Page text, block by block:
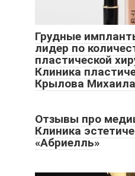
Грудные
лидер по
пластической
Клиника
Крылова
Отзывы про
Клиника
«Абриелль»